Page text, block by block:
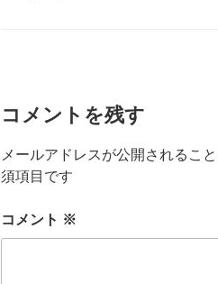
コメントを残す
メールアドレスが公開されること
須項目です
コメント ※